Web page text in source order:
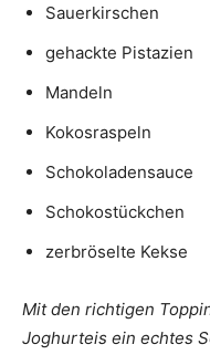
Sauerkirschen
gehackte Pistazien
Mandeln
Kokosraspeln
Schokoladensauce
Schokostückchen
zerbröselte Kekse
Mit den richtigen
Joghurteis ein echtes